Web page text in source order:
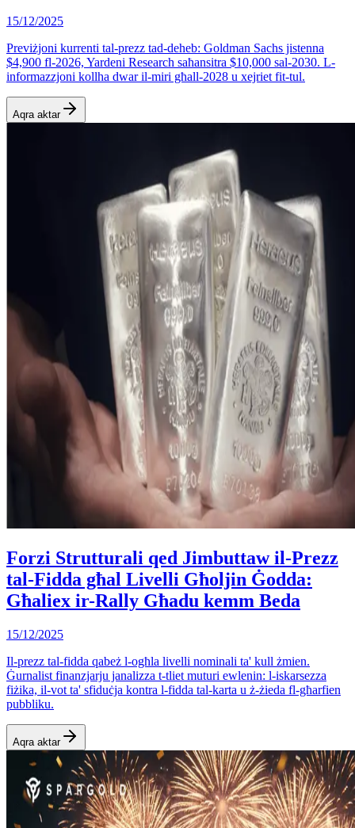
15/12/2025
Previżjoni kurrenti tal-prezz tad-deheb: Goldman Sachs jistenna
$4,900 fl-2026, Yardeni Research saħansitra $10,000 sal-2030. L-
informazzjoni kollha dwar il-miri għall-2028 u xejriet fit-tul.
Aqra aktar
Forzi Strutturali qed Jimbuttaw il-Prezz
tal-Fidda għal Livelli Għoljin Ġodda:
Għaliex ir-Rally Għadu kemm Beda
15/12/2025
Il-prezz tal-fidda qabeż l-ogħla livelli nominali ta' kull żmien.
Ġurnalist finanzjarju janalizza t-tliet muturi ewlenin: l-iskarsezza
fiżika, il-vot ta' sfiduċja kontra l-fidda tal-karta u ż-żieda fl-għarfien
pubbliku.
Aqra aktar